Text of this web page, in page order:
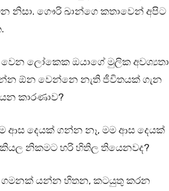
ගෞරි ඛාන්ගෙ කතාවෙන් අපිට
ලෝකෙක ඔයාගේ මුලික අවශ්‍යතා
ඕන වෙන්නෙ නැති ජීවිතයක් ගැන
කාරණාව?
ආස දෙයක් ගන්න නෑ, මම ආස දෙයක්
නිකමට හරි හිතිල තියෙනවද?
ගමනක් යන්න හිතන, කටයුතු කරන